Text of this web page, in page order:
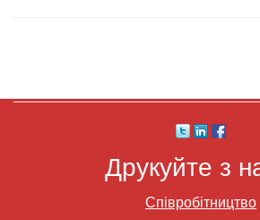
Друкуйте з
Співробітництво